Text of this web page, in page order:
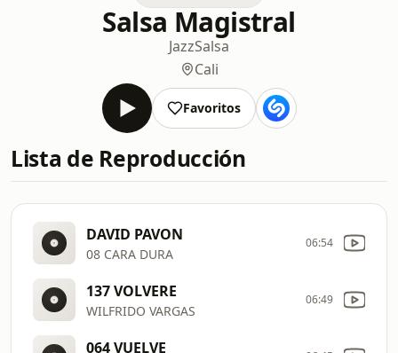
Salsa Magistral
JazzSalsa
Cali
Favoritos
Lista de Reproducción
DAVID PAVON
08 CARA DURA
06:54
137 VOLVERE
WILFRIDO VARGAS
06:49
064 VUELVE